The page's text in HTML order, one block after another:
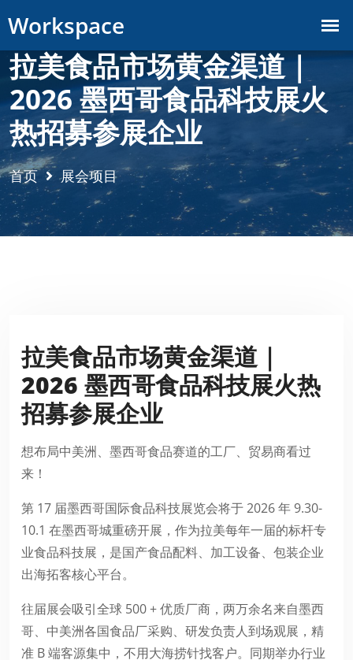
拉美食品市场黄金渠道｜
2026 墨西哥食品科技展火
热招募参展企业
首页 展会项目
拉美食品市场黄金渠道｜
2026 墨西哥食品科技展火热
招募参展企业
想布局中美洲、墨西哥食品赛道的工厂、贸易商看过
来！
第 17 届墨西哥国际食品科技展览会将于 2026 年 9.30-
10.1 在墨西哥城重磅开展，作为拉美每年一届的标杆专
业食品科技展，是国产食品配料、加工设备、包装企业
出海拓客核心平台。
往届展会吸引全球 500 + 优质厂商，两万余名来自墨西
哥、中美洲各国食品厂采购、研发负责人到场观展，精
准 B 端客源集中，不用大海捞针找客户。同期举办行业